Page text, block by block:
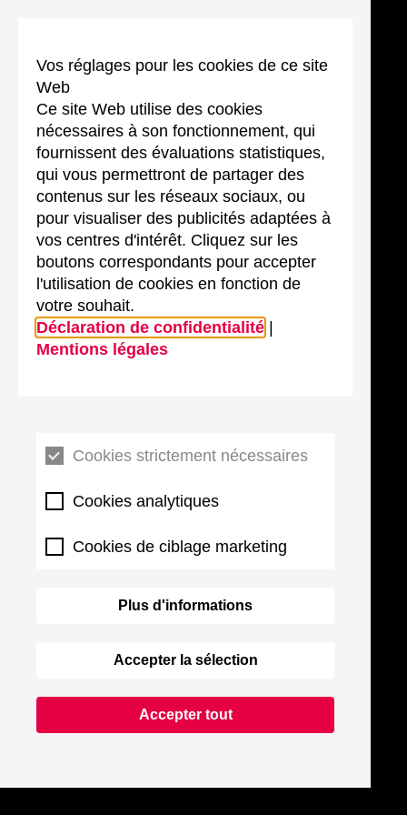
Vos réglages pour les cookies de ce site
Web
Ce site Web utilise des cookies
nécessaires à son fonctionnement, qui
fournissent des évaluations statistiques,
qui vous permettront de partager des
contenus sur les réseaux sociaux, ou
pour visualiser des publicités adaptées à
vos centres d'intérêt. Cliquez sur les
boutons correspondants pour accepter
l'utilisation de cookies en fonction de
votre souhait.
Déclaration de confidentialité
Mentions légales
Cookies strictement nécessaires
Cookies analytiques
Cookies de ciblage marketing
Plus d'informations
Accepter la sélection
Accepter tout